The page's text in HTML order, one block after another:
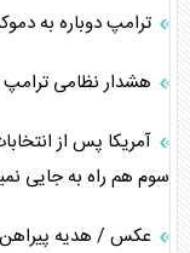
ترامپ دوباره به
هشدار نظامی ترامپ
آمریکا پس از
سوم هم راه به جایی
عکس / هدیه پیراهن